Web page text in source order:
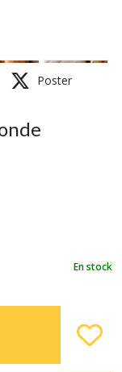
Poster
En stock